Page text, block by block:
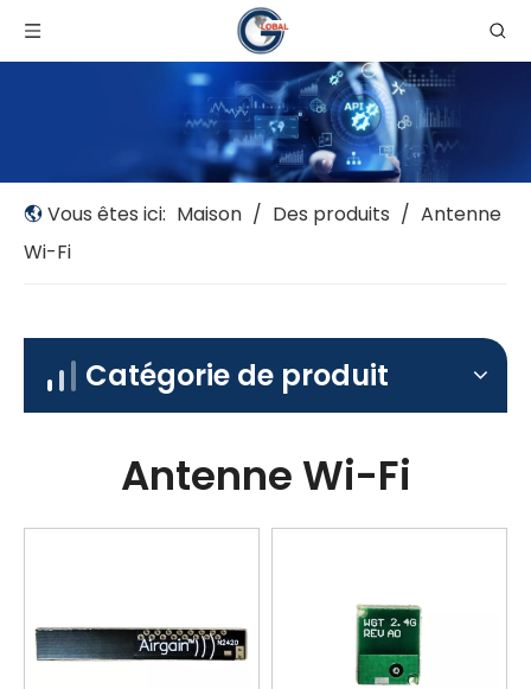
Vous êtes ici: Maison / Des produits / Antenne
Wi-Fi
Catégorie de produit
Antenne Wi-Fi